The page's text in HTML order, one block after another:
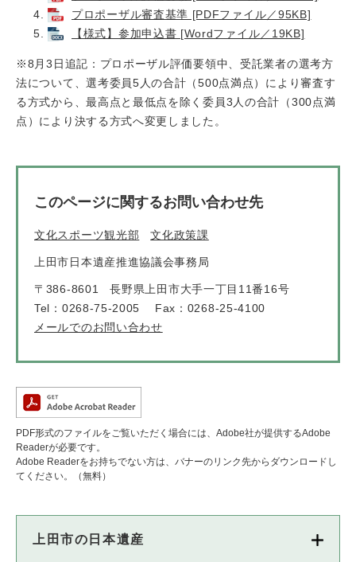
プロポーザル審査基準 [PDFファイル／95KB]
【様式】参加申込書 [Wordファイル／19KB]
※8月3日追記：プロポーザル評価要領中、受託業者の選考方
法について、選考委員5人の合計（500点満点）により審査す
る方式から、最高点と最低点を除く委員3人の合計（300点満
点）により決する方式へ変更しました。
このページに関するお問い合わせ先
文化スポーツ観光部 文化政策課
上田市日本遺産推進協議会事務局
〒386-8601
長野県上田市大手一丁目11番16号
Tel：0268-75-2005
Fax：0268-25-4100
メールでのお問い合わせ
PDF形式のファイルをご覧いただく場合には、Adobe社が提供するAdobe
Readerが必要です。
Adobe Readerをお持ちでない方は、バナーのリンク先からダウンロードし
てください。（無料）
上田市の日本遺産